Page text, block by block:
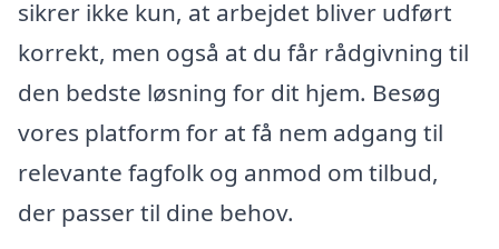
sikrer ikke kun, at arbejdet bliver udført
korrekt, men også at du får rådgivning til
den bedste løsning for dit hjem. Besøg
vores platform for at få nem adgang til
relevante fagfolk og anmod om tilbud,
der passer til dine behov.